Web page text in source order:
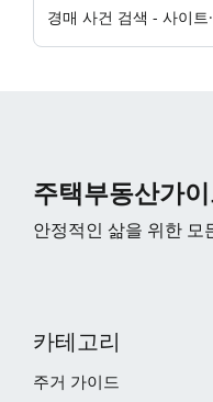
주택부동산가
안정적인 삶을 위한 모
카테고리
주거 가이드